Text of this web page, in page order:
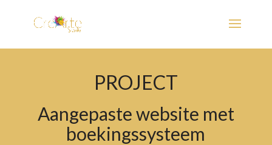
PROJECT
Aangepaste website met
boekingssysteem